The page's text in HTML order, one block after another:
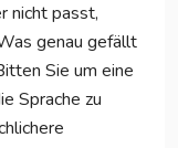
nicht passt,
genau gefällt
Sie um eine
Sprache zu